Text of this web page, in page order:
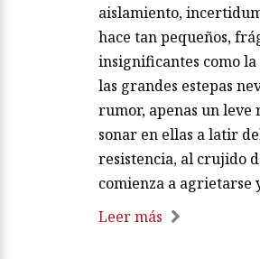
aislamiento,
hace tan pequeños,
insignificantes como
las grandes estepas
rumor, apenas un leve
sonar en ellas a latir
resistencia, al crujido
comienza a agrietarse
Leer más